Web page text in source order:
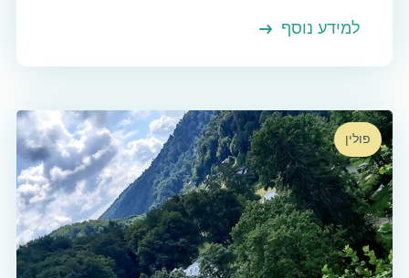
למידע נוסף
פולין